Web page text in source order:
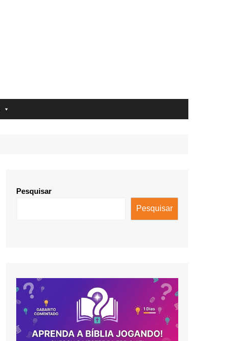
Pesquisar
Pesquisar